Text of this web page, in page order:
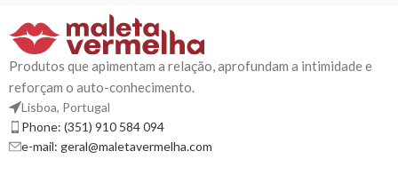
Produtos que apimentam a relação, aprofundam a intimidade e
reforçam o auto-conhecimento.
Lisboa, Portugal
Phone: (351) 910 584 094
e-mail: geral@maletavermelha.com